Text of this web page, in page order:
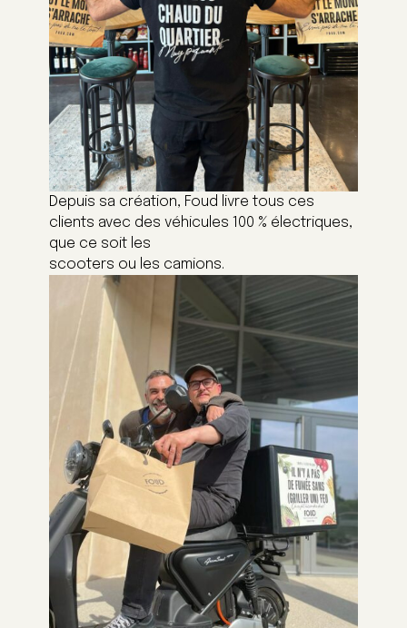
Depuis sa création, Foud livre tous ces
clients avec des véhicules 100 % électriques,
que ce soit les
scooters ou les camions.